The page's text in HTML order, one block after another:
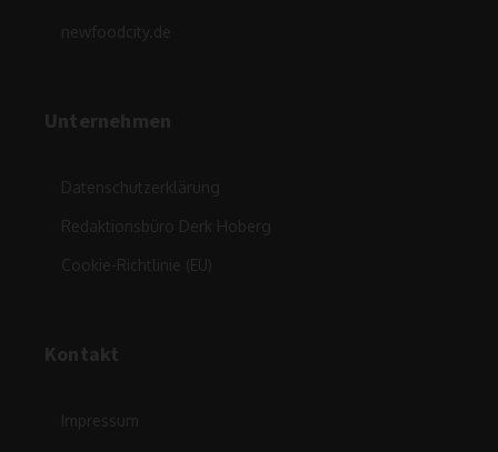
newfoodcity.de
Unternehmen
Datenschutzerklärung
Redaktionsbüro Derk Hoberg
Cookie-Richtlinie (EU)
Kontakt
Impressum